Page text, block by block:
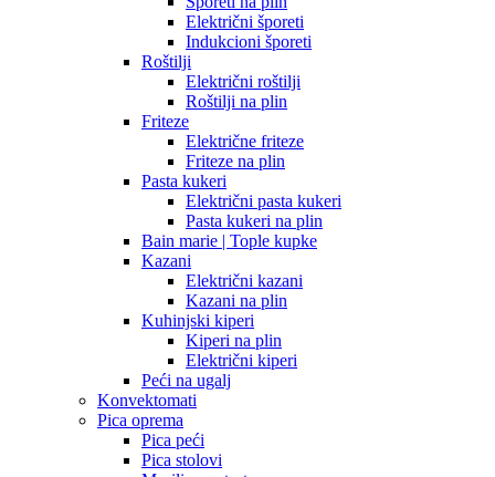
Električni šporeti
Indukcioni šporeti
Roštilji
Električni roštilji
Roštilji na plin
Friteze
Električne friteze
Friteze na plin
Pasta kukeri
Električni pasta kukeri
Pasta kukeri na plin
Bain marie | Tople kupke
Kazani
Električni kazani
Kazani na plin
Kuhinjski kiperi
Kiperi na plin
Električni kiperi
Peći na ugalj
Konvektomati
Pica oprema
Pica peći
Pica stolovi